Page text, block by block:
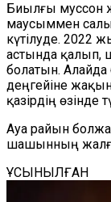
Биылғы муссон
маусыммен
күтілуде. 2022
астында қалып,
болатын. Алайда
деңгейіне
қазірдің
Ауа райын
шашынның
ҰСЫНЫЛҒАН